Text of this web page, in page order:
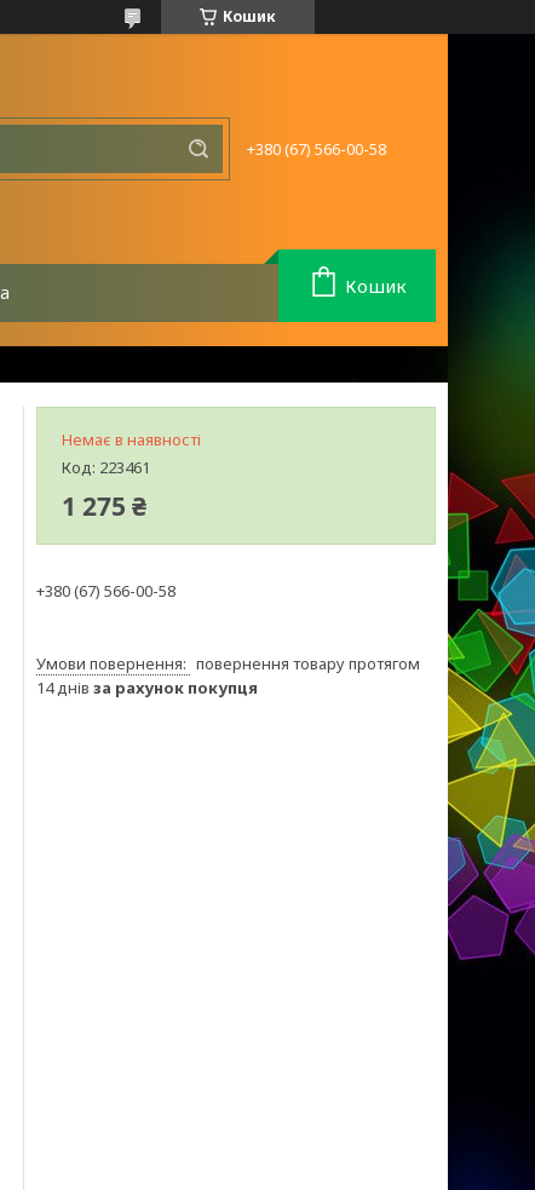
Кошик
+380 (67) 566-00-58
Кошик
Немає в наявності
Код: 223461
1 275 ₴
+380 (67) 566-00-58
повернення товару протягом
14 днів за рахунок покупця